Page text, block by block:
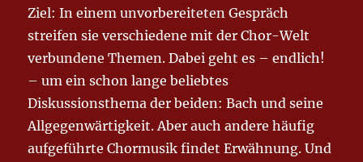
Ziel: In einem unvorbereiteten Gespräch
streifen sie verschiedene mit der Chor-Welt
verbundene Themen. Dabei geht es – endlich!
– um ein schon lange beliebtes
Diskussionsthema der beiden: Bach und seine
Allgegenwärtigkeit. Aber auch andere häufig
aufgeführte Chormusik findet Erwähnung. Und